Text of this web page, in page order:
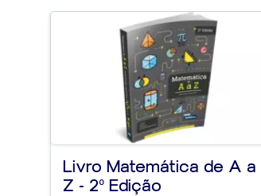
Livro Matemática de A a
Z - 2º Edição